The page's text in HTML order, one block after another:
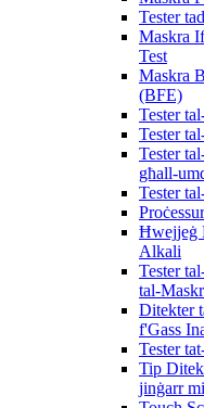
Tester
Maskra
Test
Maskra
(BFE)
Tester
Tester
Tester
għall-
Tester
Ħwejjeġ
Alkali
Tester
tal-
Ditekter
f'Gass
Tester
Tip
jinġarr